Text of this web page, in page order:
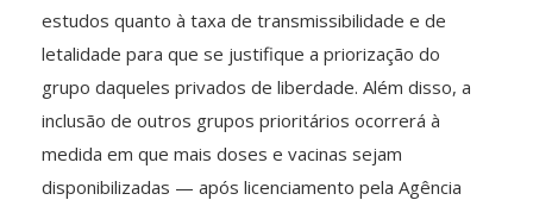
estudos quanto à taxa de transmissibilidade e de
letalidade para que se justifique a priorização do
grupo daqueles privados de liberdade. Além disso, a
inclusão de outros grupos prioritários ocorrerá à
medida em que mais doses e vacinas sejam
disponibilizadas — após licenciamento pela Agência